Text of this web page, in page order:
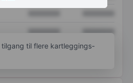
XXXXXXX
XXXXXXX
til flere kartleggings-